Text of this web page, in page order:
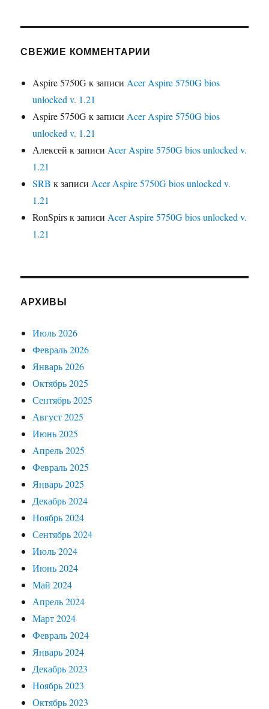
СВЕЖИЕ КОММЕНТАРИИ
Aspire 5750Gк записи Acer Aspire 5750G bios
unlocked v. 1.21
Aspire 5750Gк записи Acer Aspire 5750G bios
unlocked v. 1.21
Алексей к записи Acer Aspire 5750G bios unlocked v.
1.21
SRB к записи Acer Aspire 5750G bios unlocked v.
1.21
RonSpirsк записи Acer Aspire 5750G bios unlocked v.
1.21
АРХИВЫ
Июль 2026
Февраль 2026
Январь 2026
Октябрь 2025
Сентябрь 2025
Август 2025
Июнь 2025
Апрель 2025
Февраль 2025
Январь 2025
Декабрь 2024
Ноябрь 2024
Сентябрь 2024
Июль 2024
Июнь 2024
Май 2024
Апрель 2024
Март 2024
Февраль 2024
Январь 2024
Декабрь 2023
Ноябрь 2023
Октябрь 2023